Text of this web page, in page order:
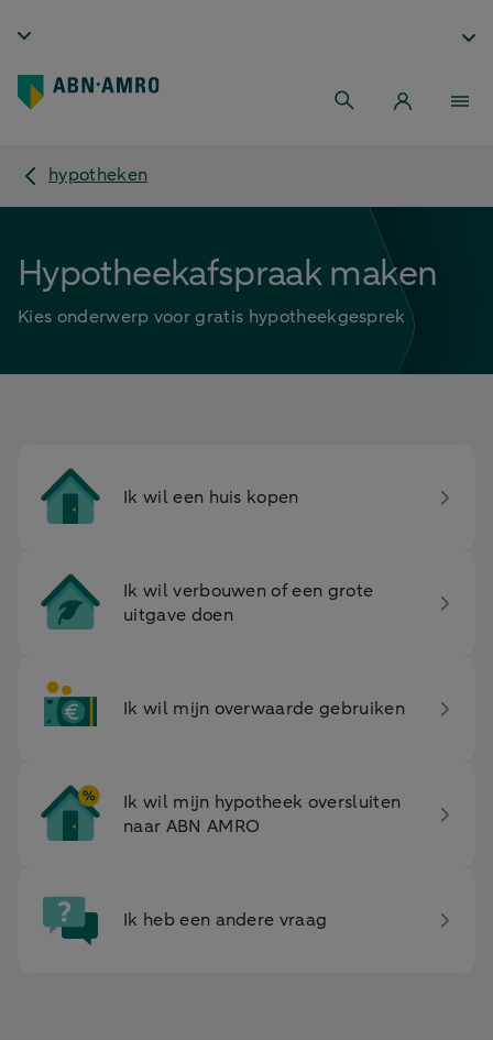
hypotheken
Hypotheekafspraak maken
Kies onderwerp voor gratis hypotheekgesprek
Ik wil een huis kopen
Ik wil verbouwen­ of een grote
uitgave­ doen
Ik wil mijn overwaarde gebruiken
Ik wil mijn hypotheek­ oversluiten
naar ABN AMRO
Ik heb een andere­ vraag